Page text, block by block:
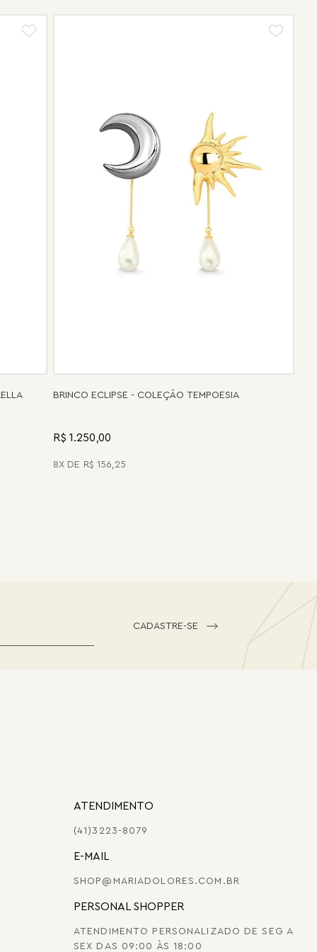
BRINCO ECLIPSE - COLEÇÃO TEMPOESIA
R$ 1.250,00
8 R$ 156,25
CADASTRE-SE
ATENDIMENTO
(41)3223-8079
E-MAIL
SHOP@MARIADOLORES.COM.BR
PERSONAL SHOPPER
ATENDIMENTO PERSONALIZADO DE SEG A
SEX DAS 09:00 ÀS 18:00